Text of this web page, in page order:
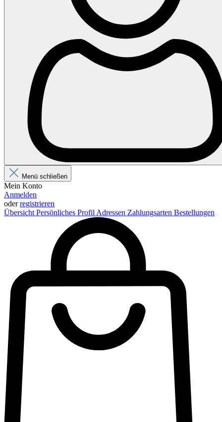
Menü schließen
Mein Konto
Anmelden
oderregistrieren
Übersicht Persönliches Profil Adressen Zahlungsarten Bestellungen